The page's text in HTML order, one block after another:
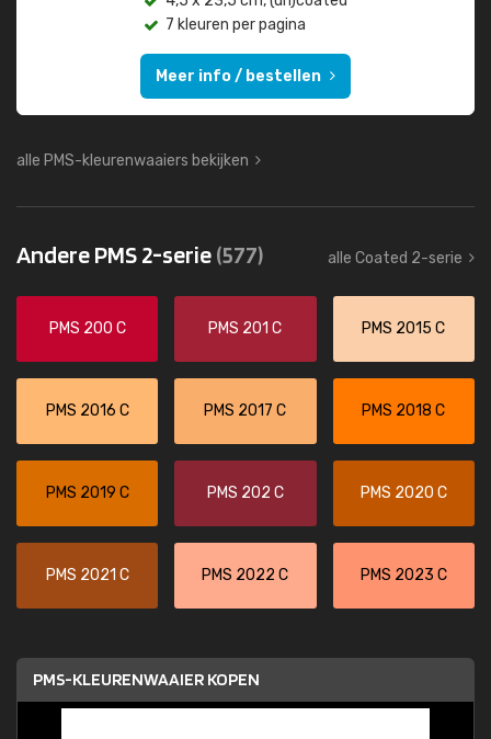
7 kleuren per pagina
Meer info / bestellen
alle PMS-kleurenwaaiers bekijken
Andere PMS 2-serie(577) alle Coated 2-serie
PMS 200 C PMS 201 C PMS 2015 C
PMS 2016 C PMS 2017 C PMS 2018 C
PMS 2019 C PMS 202 C PMS 2020 C
PMS 2021 C PMS 2022 C PMS 2023 C
PMS-KLEURENWAAIER KOPEN